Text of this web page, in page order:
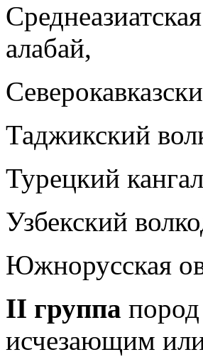
алабай,
Таджикский
Турецкий
Узбекский
Южнорусская
II группа
исчезающим